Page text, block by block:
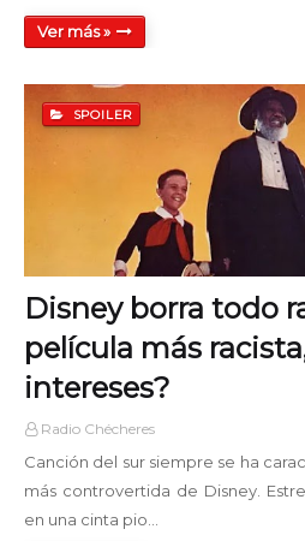
Ver más »
SPOILER
Disney borra todo
película más
intereses?
Radio Chécheres
Canción del sur siempre se ha
más controvertida de Disney.
en una cinta pio…